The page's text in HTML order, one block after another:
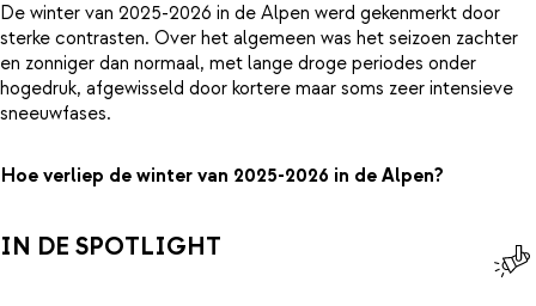
De winter van 2025-2026 in de Alpen werd gekenmerkt door
sterke contrasten. Over het algemeen was het seizoen zachter
en zonniger dan normaal, met lange droge periodes onder
hogedruk, afgewisseld door kortere maar soms zeer intensieve
sneeuwfases.
Hoe verliep de winter van 2025-2026 in de Alpen?
IN DE SPOTLIGHT